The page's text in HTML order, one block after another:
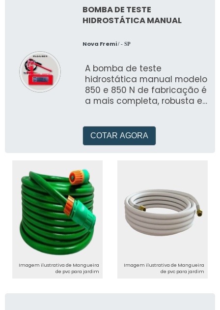
BOMBA DE TESTE
HIDROSTÁTICA MANUAL
Nova Fremi/ - SP
A bomba de teste
hidrostática manual modelo
850 e 850 N de fabricação é
a mais completa, robusta e
COTAR AGORA
Imagem ilustrativa de Mangueira
de pvc para jardim
Imagem ilustrativa de Mangueira
de pvc para jardim